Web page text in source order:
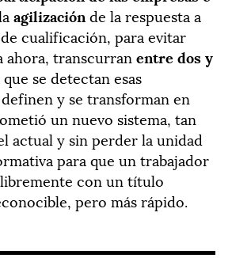
agilización de la respuesta a
cualificación, para evitar
ahora, transcurran entre dos y
se detectan esas
y se transforman en
un nuevo sistema, tan
actual y sin perder la unidad
para que un trabajador
con un título
pero más rápido.